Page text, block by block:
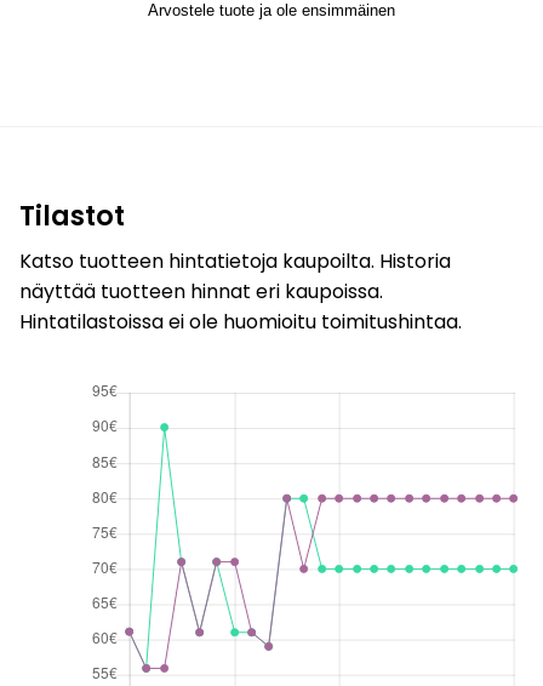
Arvostele tuote ja ole ensimmäinen
Tilastot
Katso tuotteen hintatietoja kaupoilta. Historia
näyttää tuotteen hinnat eri kaupoissa.
Hintatilastoissa ei ole huomioitu toimitushintaa.